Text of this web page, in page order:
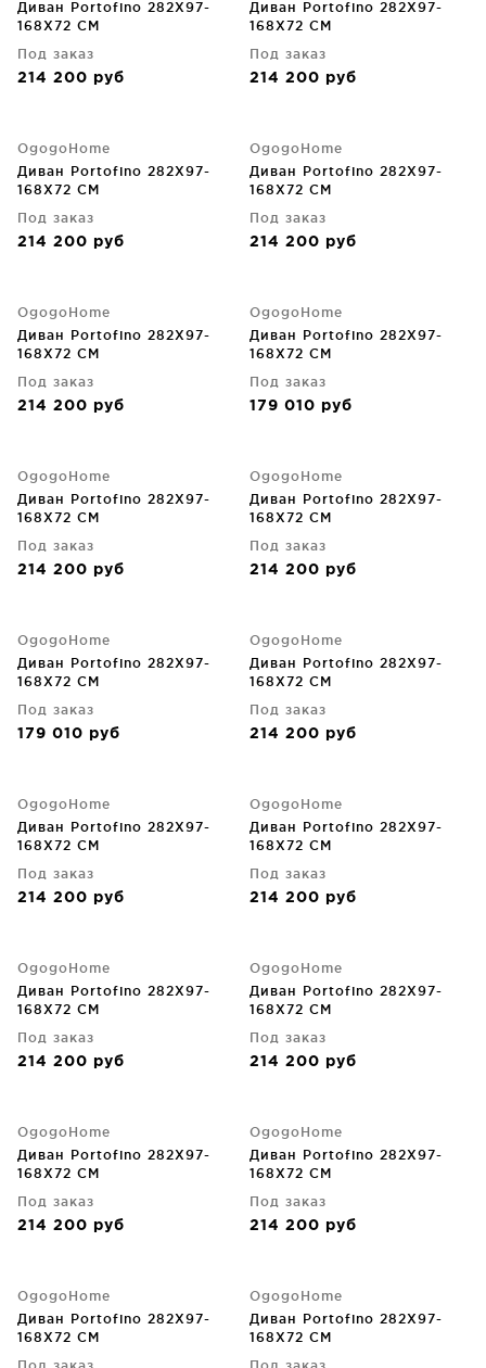
Диван Portofino 282X97-
168X72 CM
Под заказ
214 200 руб
Диван Portofino 282X97-
168X72 CM
Под заказ
214 200 руб
OgogoHome
Диван Portofino 282X97-
168X72 CM
Под заказ
214 200 руб
OgogoHome
Диван Portofino 282X97-
168X72 CM
Под заказ
214 200 руб
OgogoHome
Диван Portofino 282X97-
168X72 CM
Под заказ
214 200 руб
OgogoHome
Диван Portofino 282X97-
168X72 CM
Под заказ
179 010 руб
OgogoHome
Диван Portofino 282X97-
168X72 CM
Под заказ
214 200 руб
OgogoHome
Диван Portofino 282X97-
168X72 CM
Под заказ
214 200 руб
OgogoHome
Диван Portofino 282X97-
168X72 CM
Под заказ
179 010 руб
OgogoHome
Диван Portofino 282X97-
168X72 CM
Под заказ
214 200 руб
OgogoHome
Диван Portofino 282X97-
168X72 CM
Под заказ
214 200 руб
OgogoHome
Диван Portofino 282X97-
168X72 CM
Под заказ
214 200 руб
OgogoHome
Диван Portofino 282X97-
168X72 CM
Под заказ
214 200 руб
OgogoHome
Диван Portofino 282X97-
168X72 CM
Под заказ
214 200 руб
OgogoHome
Диван Portofino 282X97-
168X72 CM
Под заказ
214 200 руб
OgogoHome
Диван Portofino 282X97-
168X72 CM
Под заказ
214 200 руб
OgogoHome
Диван Portofino 282X97-
168X72 CM
OgogoHome
Диван Portofino 282X97-
168X72 CM